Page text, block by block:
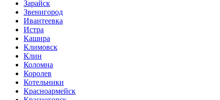
Зарайск
Звенигород
Ивантеевка
Истра
Кашира
Климовск
Клин
Коломна
Королев
Котельники
Красноармейск